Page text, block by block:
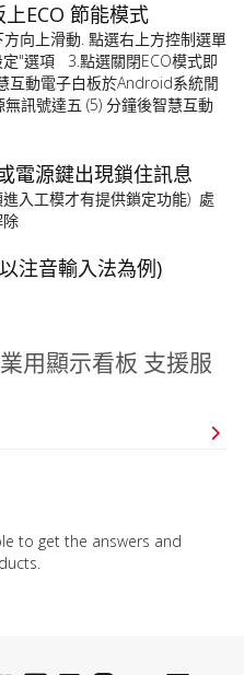
ECO 節能模式
向上滑動. 點選右上方控制選單
"選項 3.點選關閉ECO模式即
動電子白板於Android系統閒
訊號達五 (5) 分鐘後智慧互動
電源鍵出現鎖住訊息
進入工模才有提供鎖定功能) 處
注音輸入法為例)
用顯示看板 支援服
to get the answers and